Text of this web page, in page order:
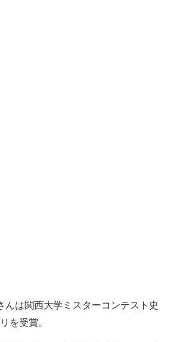
んは関西大学ミスターコンテスト史
を受賞。